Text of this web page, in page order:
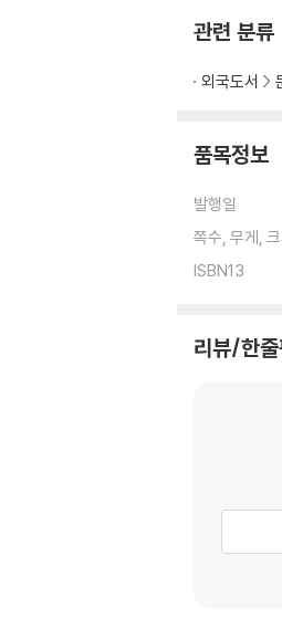
관련 분류
외국도서
품목정보
발행일
쪽수, 무게,
ISBN13
리뷰/한